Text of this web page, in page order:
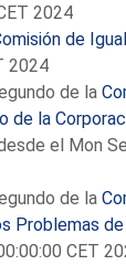
2024
de
2024
de la
de la
el Mon
de la
Problemas
CET